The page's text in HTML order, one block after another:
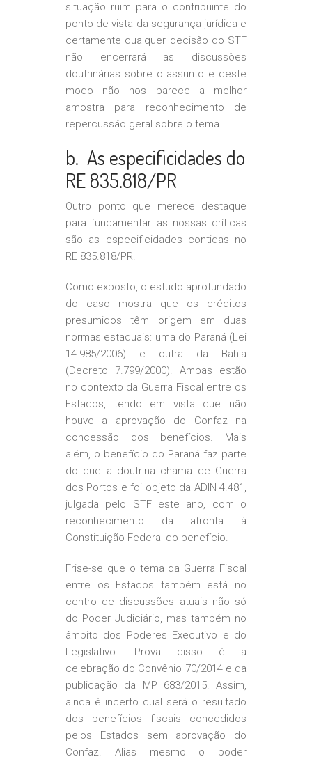
situação ruim para o contribuinte do
ponto de vista da segurança jurídica e
certamente qualquer decisão do STF
não encerrará as discussões
doutrinárias sobre o assunto e deste
modo não nos parece a melhor
amostra para reconhecimento de
repercussão geral sobre o tema.
b. As especificidades do
RE 835.818/PR
Outro ponto que merece destaque
para fundamentar as nossas críticas
são as especificidades contidas no
RE 835.818/PR.
Como exposto, o estudo aprofundado
do caso mostra que os créditos
presumidos têm origem em duas
normas estaduais: uma do Paraná (Lei
14.985/2006) e outra da Bahia
(Decreto 7.799/2000). Ambas estão
no contexto da Guerra Fiscal entre os
Estados, tendo em vista que não
houve a aprovação do Confaz na
concessão dos benefícios. Mais
além, o benefício do Paraná faz parte
do que a doutrina chama de Guerra
dos Portos e foi objeto da ADIN 4.481,
julgada pelo STF este ano, com o
reconhecimento da afronta à
Constituição Federal do benefício.
Frise-se que o tema da Guerra Fiscal
entre os Estados também está no
centro de discussões atuais não só
do Poder Judiciário, mas também no
âmbito dos Poderes Executivo e do
Legislativo. Prova disso é a
celebração do Convênio 70/2014 e da
publicação da MP 683/2015. Assim,
ainda é incerto qual será o resultado
dos benefícios fiscais concedidos
pelos Estados sem aprovação do
Confaz. Alias mesmo o poder